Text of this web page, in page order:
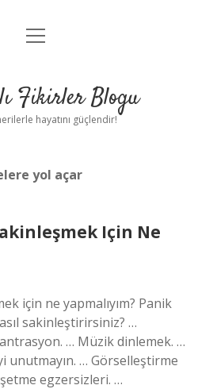
Anasayfa
Yasal Uyarı
menüyü
Fikirler Blogu
hayatını güçlendir!
yol açar
Için Ne
için ne yapmalıyım? Panik
sakinleştirirsiniz? …
… Müzik dinlemek. …
unutmayın. … Görselleştirme
egzersizleri. …